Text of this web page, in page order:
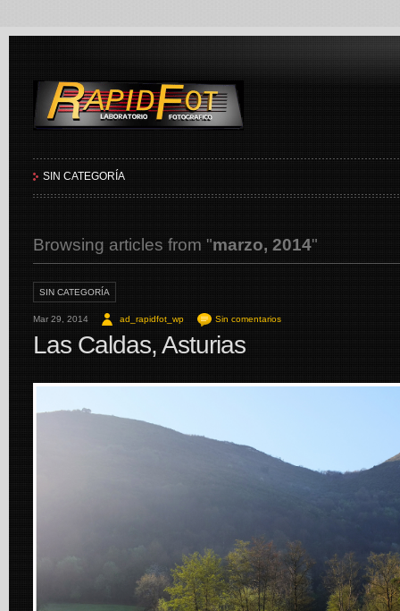
SIN CATEGORÍA
Browsing articles from "marzo, 2014"
SIN CATEGORÍA
Mar 29, 2014 ad_rapidfot_wp Sin comentarios
Las Caldas, Asturias